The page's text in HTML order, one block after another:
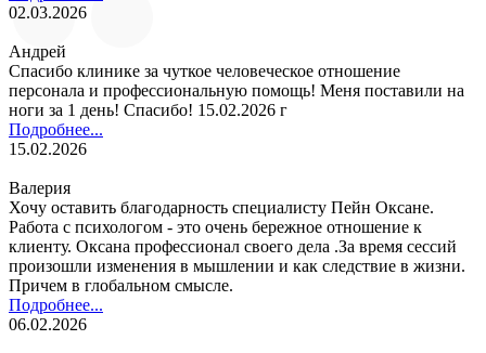
02.03.2026
Андрей
Спасибо клинике за чуткое человеческое отношение
персонала и профессиональную помощь! Меня поставили на
ноги за 1 день! Спасибо! 15.02.2026 г
Подробнее...
15.02.2026
Валерия
Хочу оставить благодарность специалисту Пейн Оксане.
Работа с психологом - это очень бережное отношение к
клиенту. Оксана профессионал своего дела .За время сессий
произошли изменения в мышлении и как следствие в жизни.
Причем в глобальном смысле.
Подробнее...
06.02.2026